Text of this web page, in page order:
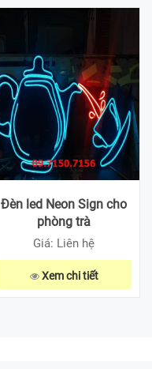
Đèn led Neon Sign cho
phòng trà
Giá: Liên hệ
Xem chi tiết